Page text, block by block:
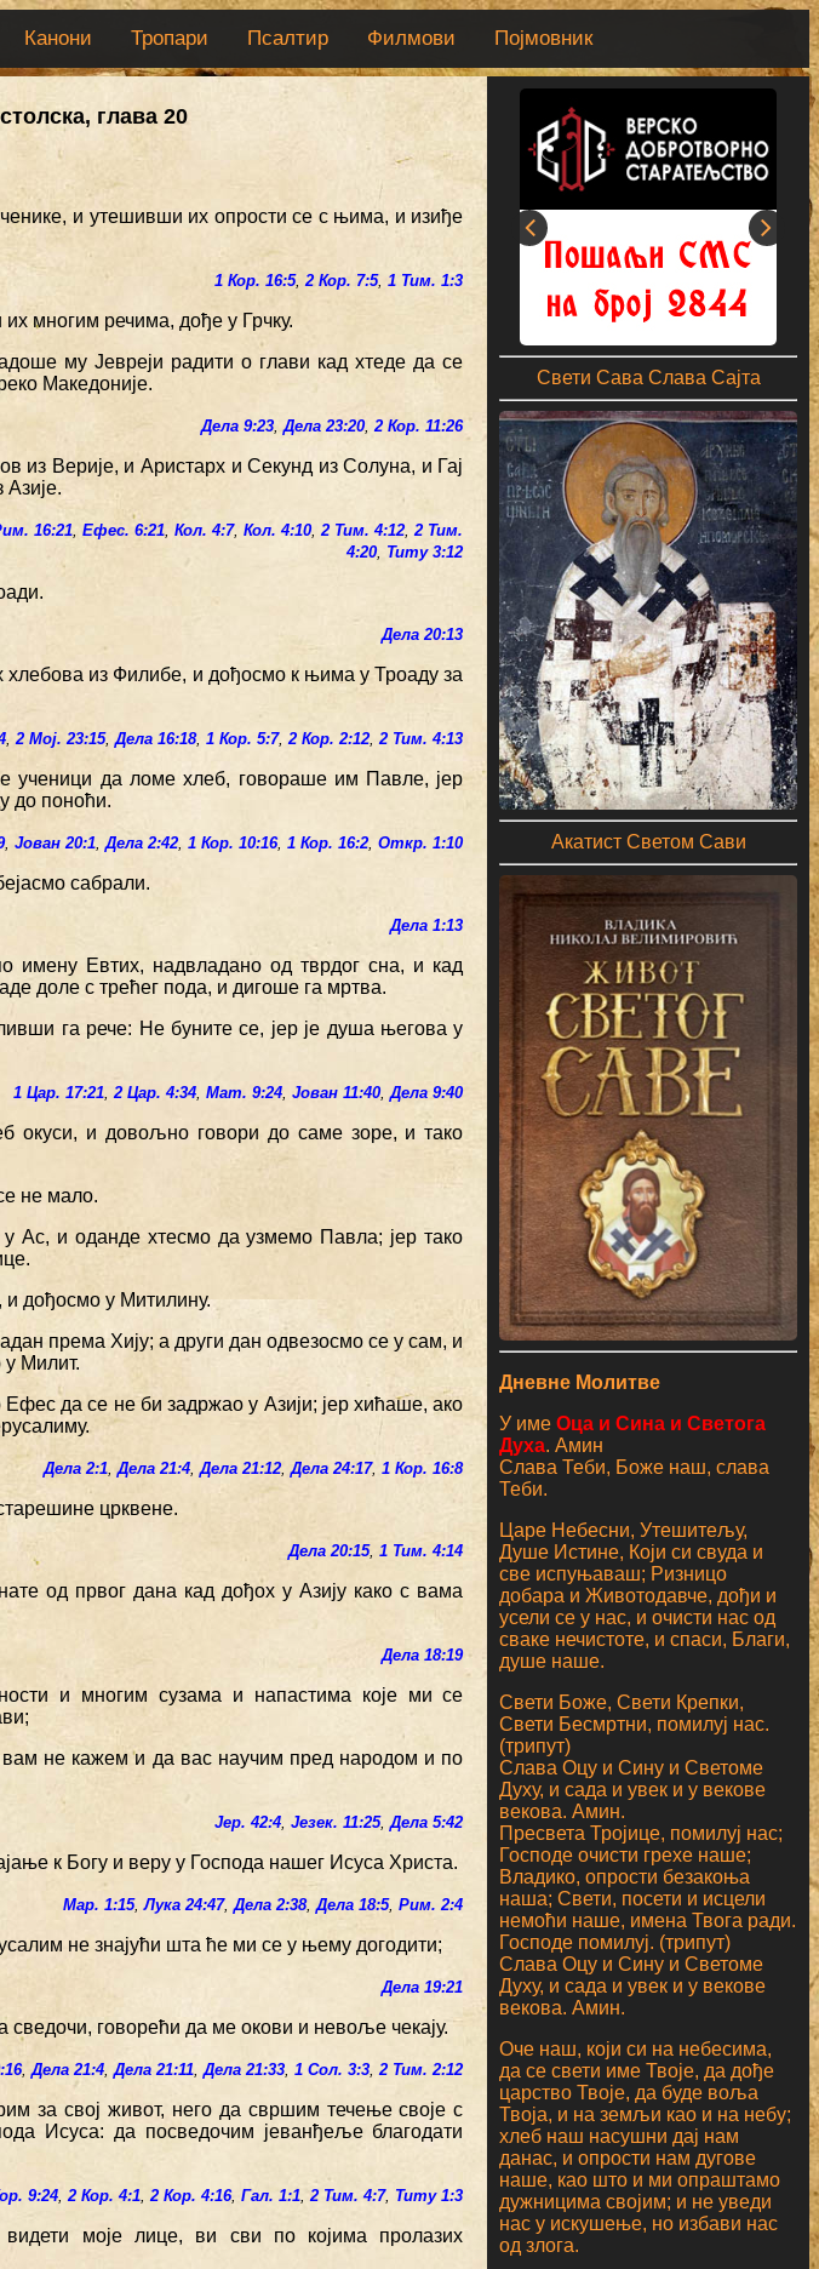
Канони Тропари Псалтир Филмови Појмовник
глава 20
и утешивши их опрости се с њима, и изиђе
1 Кор. 16:5,2 Кор. 7:5,1 Тим. 1:3
многим речима, дође у Грчку.
му Јевреји радити о глави кад хтеде да се
Македоније.
Дела 9:23,Дела 23:20,2 Кор. 11:26
из Верије, и Аристарх и Секунд из Солуна, и Гај
16:21,Ефес. 6:21,Кол. 4:7,Кол. 4:10,2 Тим. 4:12,2 Тим.
4:20, Титу 3:12
Дела 20:13
из Филибе, и дођосмо к њима у Троаду за
,2 Мој. 23:15,Дела 16:18,1 Кор. 5:7,2 Кор. 2:12,2 Тим. 4:13
да ломе хлеб, говораше им Павле, јер
до поноћи.
,Јован 20:1,Дела 2:42,1 Кор. 10:16,1 Кор. 16:2,Откр. 1:10
сабрали.
Дела 1:13
имену Евтих, надвладано од тврдог сна, и кад
доле с трећег пода, и дигоше га мртва.
га рече: Не буните се, јер је душа његова у
1 Цар. 17:21,2 Цар. 4:34,Мат. 9:24,Јован 11:40,Дела 9:40
окуси, и довољно говори до саме зоре, и тако
не мало.
и оданде хтесмо да узмемо Павла; јер тако
и дођосмо у Митилину.
према Хију; а други дан одвезосмо се у сам, и
у Милит.
да се не би задржао у Азији; јер хићаше, ако
Дела 2:1,Дела 21:4,Дела 21:12,Дела 24:17,1 Кор. 16:8
црквене.
Дела 20:15,1 Тим. 4:14
од првог дана кад дођох у Азију како с вама
Дела 18:19
и многим сузама и напастима које ми се
не кажем и да вас научим пред народом и по
Јер. 42:4,Језек. 11:25,Дела 5:42
к Богу и веру у Господа нашег Исуса Христа.
Мар. 1:15,Лука 24:47,Дела 2:38,Дела 18:5,Рим. 2:4
не знајући шта ће ми се у њему догодити;
Дела 19:21
говорећи да ме окови и невоље чекају.
,Дела 21:4,Дела 21:11,Дела 21:33,1 Сол. 3:3,2 Тим. 2:12
за свој живот, него да свршим течење своје с
Исуса: да посведочим јеванђеље благодати
9:24,2 Кор. 4:1,2 Кор. 4:16,Гал. 1:1,2 Тим. 4:7, Титу 1:3
моје лице, ви сви по којима пролазих
Свети Сава Слава Сајта
Акатист Светом Сави
Дневне Молитве
У имеОца и Сина и Светога
Духа. Амин
Слава Теби, Боже наш, слава
Теби.
Царе Небесни, Утешитељу,
Душе Истине, Који си свуда и
све испуњаваш; Ризницо
добара и Животодавче, дођи и
усели се у нас, и очисти нас од
сваке нечистоте, и спаси, Благи,
душе наше.
Свети Боже, Свети Крепки,
Свети Бесмртни, помилуј нас.
(трипут)
Слава Оцу и Сину и Светоме
Духу, и сада и увек и у векове
векова. Амин.
Пресвета Тројице, помилуј нас;
Господе очисти грехе наше;
Владико, опрости безакоња
наша; Свети, посети и исцели
немоћи наше, имена Твога ради.
Господе помилуј. (трипут)
Слава Оцу и Сину и Светоме
Духу, и сада и увек и у векове
векова. Амин.
Оче наш, који си на небесима,
да се свети име Твоје, да дође
царство Твоје, да буде воља
Твоја, и на земљи као и на небу;
хлеб наш насушни дај нам
данас, и опрости нам дугове
наше, као што и ми опраштамо
дужницима својим; и не уведи
нас у искушење, но избави нас
од злога.